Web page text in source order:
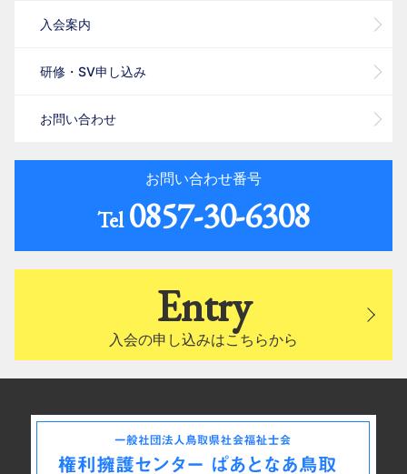
入会案内
研修・SV申し込み
お問い合わせ
お問い合わせ番号
Tel0857-30-6308
Entry
入会の申し込みはこちらから